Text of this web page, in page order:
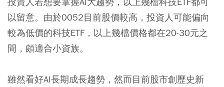
以留意。由於0052目前股價較高，投資人可能偏向
較為低價的科技ETF，以上幾檔價格都在20-30元之
間，頗適合小資族。
雖然看好AI長期成長趨勢，然而目前股市創歷史新